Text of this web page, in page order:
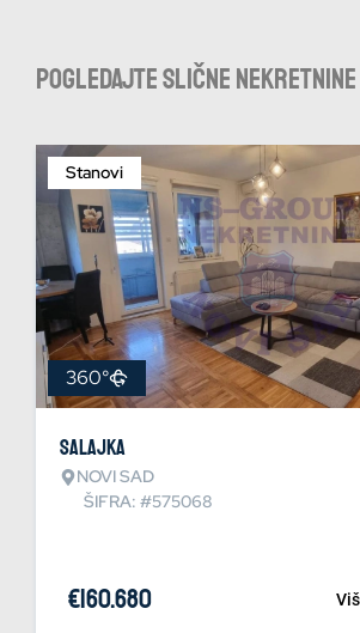
Pogledajte slične nekretnine
Stanovi
360°
Salajka
NOVI SAD
ŠIFRA: #575068
€160.680